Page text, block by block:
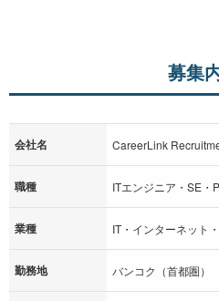
募集
会社名 CareerLink
職種 ITエンジニア・SE・
業種 IT・インターネット
勤務地 バンコク（首都圏）